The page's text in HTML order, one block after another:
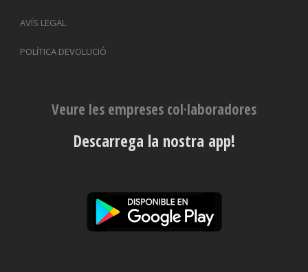
AVÍS LEGAL
POLÍTICA DEVOLUCIÓ
Veure les empreses col·laboradores
Descarrega la nostra app!